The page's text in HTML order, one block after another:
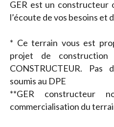
GER est un constructeur
l’écoute de vos besoins et
* Ce terrain vous est
projet de
CONSTRUCTEUR.
soumis au DPE
**GER constructeur
commercialisation du